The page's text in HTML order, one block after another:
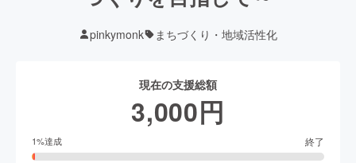
pinkymonk まちづくり・地域活性化
現在の支援総額
3,000円
1%達成 終了